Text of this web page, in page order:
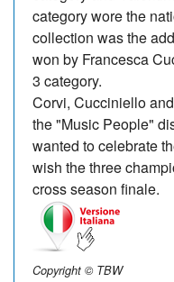
category wore the
collection was the
won by Francesca
3 category.
Corvi, Cucciniello
the "Music People"
wanted to celebrate
wish the three
cross season finale.
Copyright © TBW